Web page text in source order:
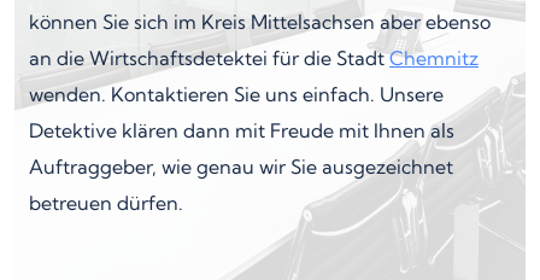
können Sie sich im Kreis Mittelsachsen aber ebenso
an die Wirtschaftsdetektei für die StadtChemnitz
wenden. Kontaktieren Sie uns einfach. Unsere
Detektive klären dann mit Freude mit Ihnen als
Auftraggeber, wie genau wir Sie ausgezeichnet
betreuen dürfen.